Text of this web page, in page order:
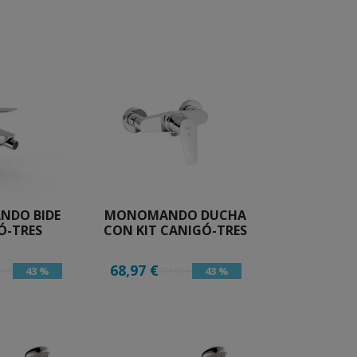
BIDE
TRES
43 %
MONOMANDO DUCHA
CON KIT CANIGÓ-TRES
68,97 € 43 %